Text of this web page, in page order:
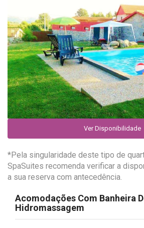
Ver Disponibilidade
*Pela singularidade deste tipo de
SpaSuites recomenda verificar a
a sua reserva com antecedência.
Acomodações Com Banheira
Hidromassagem